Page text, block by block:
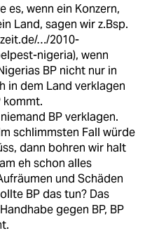
es, wenn ein Konzern,
Land, sagen wir z.Bsp.
…/2010-
nigeria), wenn
BP nicht nur in
in dem Land verklagen
kommt.
BP verklagen.
schlimmsten Fall würde
dann bohren wir halt
eh schon alles
und Schäden
BP das tun? Das
gegen BP, BP